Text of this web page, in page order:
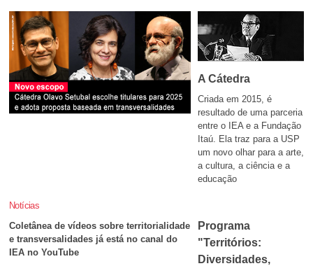
A Cátedra
Criada em 2015, é
resultado de uma parceria
entre o IEA e a Fundação
Itaú. Ela traz para a USP
um novoolhar para a arte,
a cultura, a ciência e a
educação
Notícias
Coletânea de vídeos sobre territorialidade
e transversalidades já está no canal do
IEA no YouTube
Programa
"Territórios:
Diversidades,